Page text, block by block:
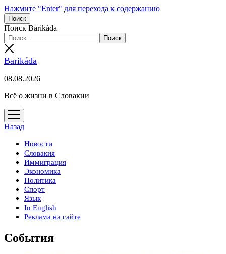
Нажмите "Enter" для перехода к содержанию
Поиск
Поиск Barikáda
Barikáda
08.08.2026
Всё о жизни в Словакии
открыть
меню
Назад
Новости
Словакия
Иммиграция
Экономика
Политика
Спорт
Язык
In English
Реклама на сайте
События